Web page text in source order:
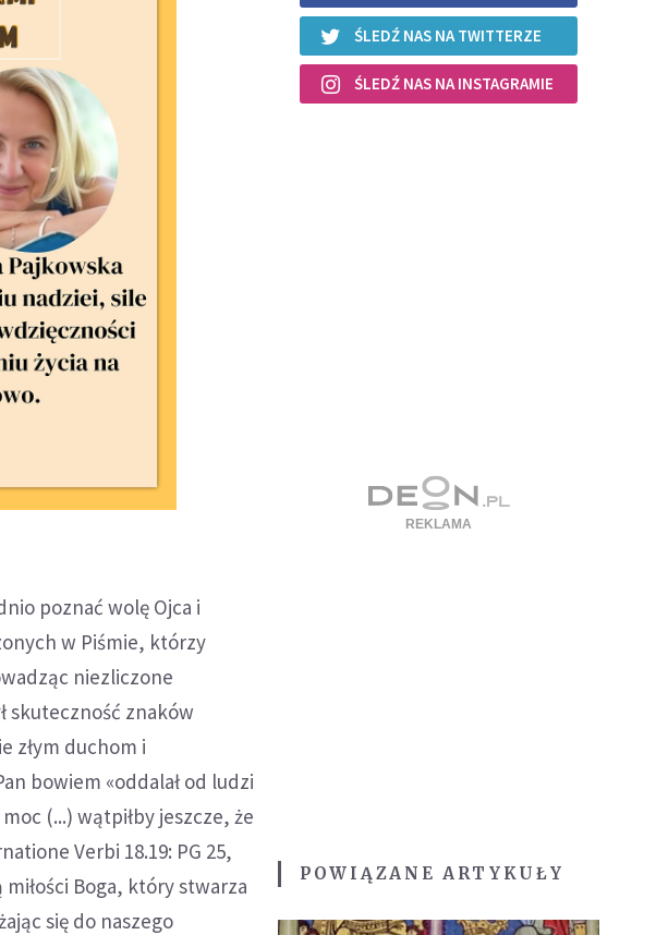
poznać wolę Ojca i
w Piśmie, którzy
niezliczone
skuteczność znaków
złym duchom i
bowiem «oddalał od ludzi
(...) wątpiłby jeszcze, że
Verbi 18.19: PG 25,
miłości Boga, który stwarza
się do naszego
ŚLEDŹ NAS NA TWITTERZE
ŚLEDŹ NAS NA INSTAGRAMIE
POWIĄZANE ARTYKUŁY